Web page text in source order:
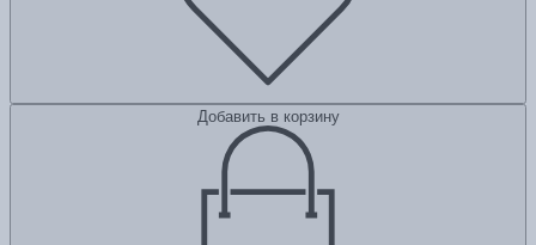
Добавить в корзину